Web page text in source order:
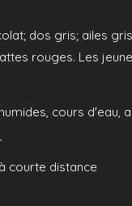
dos gris; ailes
rouges. Les
cours d'eau,
courte distance